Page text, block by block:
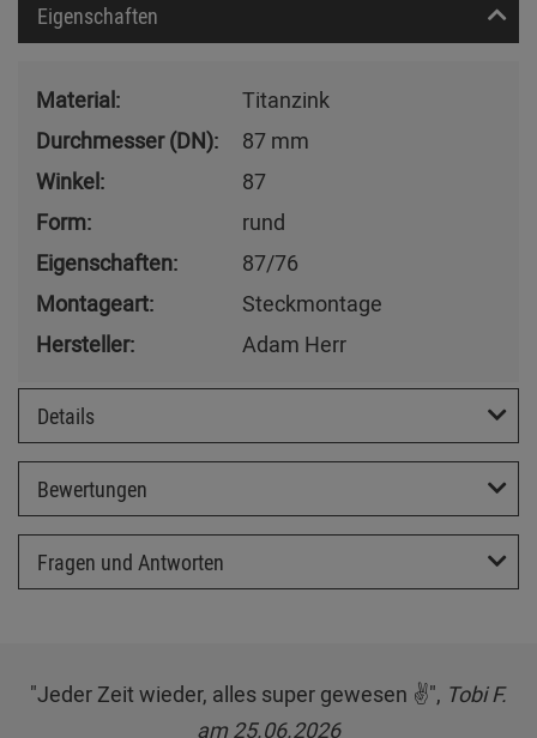
Eigenschaften
Material:
Titanzink
Durchmesser (DN):
87 mm
Winkel:
87
Form:
rund
Eigenschaften:
87/76
Montageart:
Steckmontage
Hersteller:
Adam Herr
Details
Bewertungen
Fragen und Antworten
"Jeder Zeit wieder, alles super gewesen ✌️", Tobi F.
am 25.06.2026